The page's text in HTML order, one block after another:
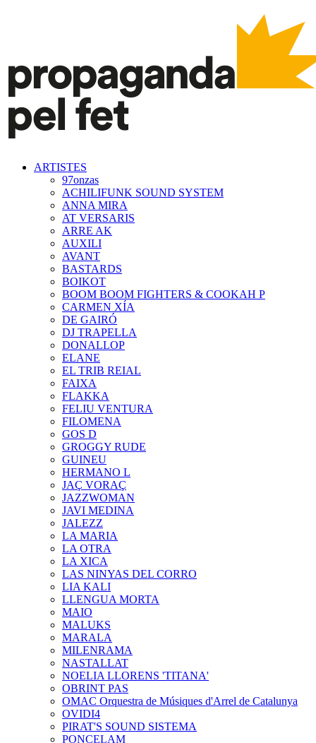
ARTISTES
97onzas
ACHILIFUNK SOUND SYSTEM
ANNA MIRA
AT VERSARIS
ARRE AK
AUXILI
AVANT
BASTARDS
BOIKOT
BOOM BOOM FIGHTERS & COOKAH P
CARMEN XÍA
DE GAIRÓ
DJ TRAPELLA
DONALLOP
ELANE
EL TRIB REIAL
FAIXA
FLAKKA
FELIU VENTURA
FILOMENA
GOS D
GROGGY RUDE
GUINEU
HERMANO L
JAÇ VORAÇ
JAZZWOMAN
JAVI MEDINA
JALEZZ
LA MARIA
LA OTRA
LA XICA
LAS NINYAS DEL CORRO
LIA KALI
LLENGUA MORTA
MAIO
MALUKS
MARALA
MILENRAMA
NASTALLAT
NOELIA LLORENS 'TITANA'
OBRINT PAS
OMAC Orquestra de Músiques d'Arrel de Catalunya
OVIDI4
PIRAT'S SOUND SISTEMA
PONCELAM